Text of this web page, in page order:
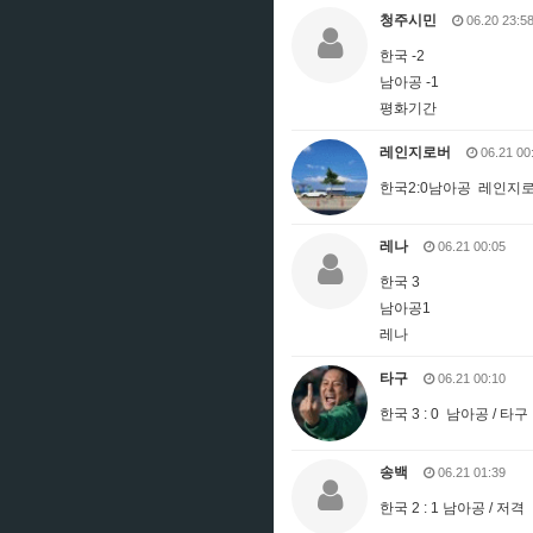
청주시민 06.20 23:58
한국 -2
남아공 -1
평화기간
레인지로버 06.21
한국2:0남아공 레인지
레나 06.21 00:05
한국 3
남아공1
레나
타구 06.21 00:10
한국 3 : 0 남아공 / 타구
송백 06.21 01:39
한국 2 : 1 남아공 / 저격